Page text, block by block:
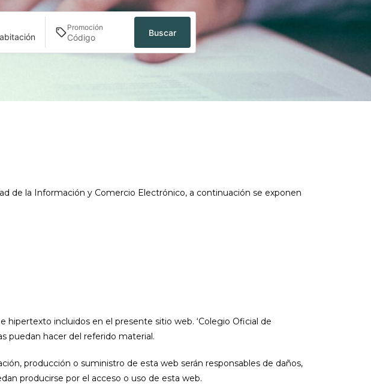
Promoción
Buscar
de la Información y Comercio Electrónico, a continuación se exponen
hipertexto incluidos en el presente sitio web. ‘Colegio Oficial de
puedan hacer del referido material.
producción o suministro de esta web serán responsables de daños,
producirse por el acceso o uso de esta web.